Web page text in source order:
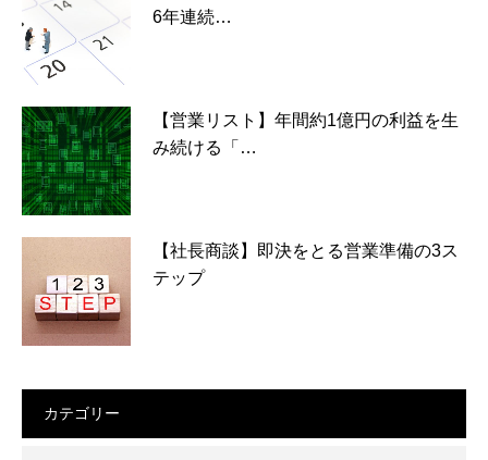
6年連続…
【営業リスト】年間約1億円の利益を生
み続ける「…
【社長商談】即決をとる営業準備の3ス
テップ
カテゴリー